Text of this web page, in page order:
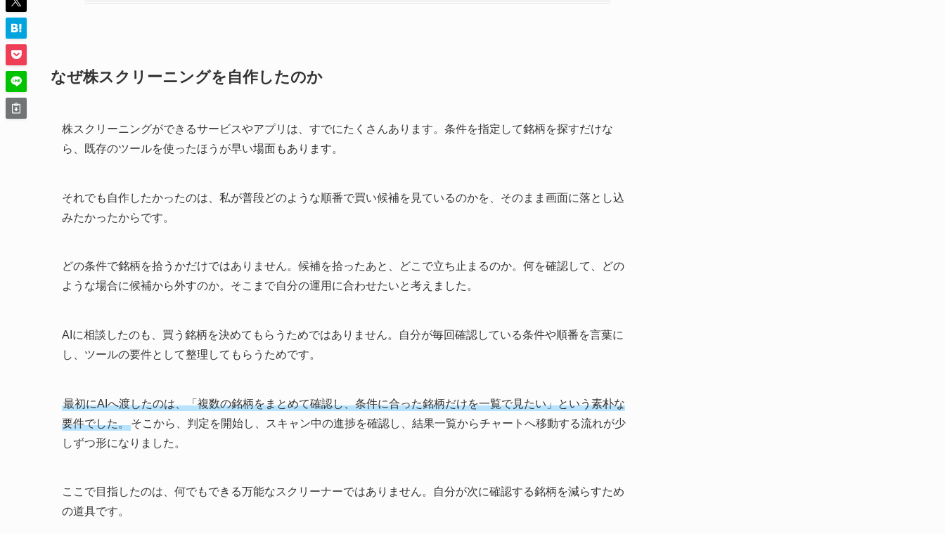
なぜ株スクリーニングを自作したのか
株スクリーニングができるサービスやアプリは、すでにたくさんあります。条件を指定して銘柄を探すだけな
ら、既存のツールを使ったほうが早い場面もあります。
それでも自作したかったのは、私が普段どのような順番で買い候補を見ているのかを、そのまま画面に落とし込
みたかったからです。
どの条件で銘柄を拾うかだけではありません。候補を拾ったあと、どこで立ち止まるのか。何を確認して、どの
ような場合に候補から外すのか。そこまで自分の運用に合わせたいと考えました。
AIに相談したのも、買う銘柄を決めてもらうためではありません。自分が毎回確認している条件や順番を言葉に
し、ツールの要件として整理してもらうためです。
最初にAIへ渡したのは、「複数の銘柄をまとめて確認し、条件に合った銘柄だけを一覧で見たい」という素朴な
要件でした。そこから、判定を開始し、スキャン中の進捗を確認し、結果一覧からチャートへ移動する流れが少
しずつ形になりました。
ここで目指したのは、何でもできる万能なスクリーナーではありません。自分が次に確認する銘柄を減らすため
の道具です。